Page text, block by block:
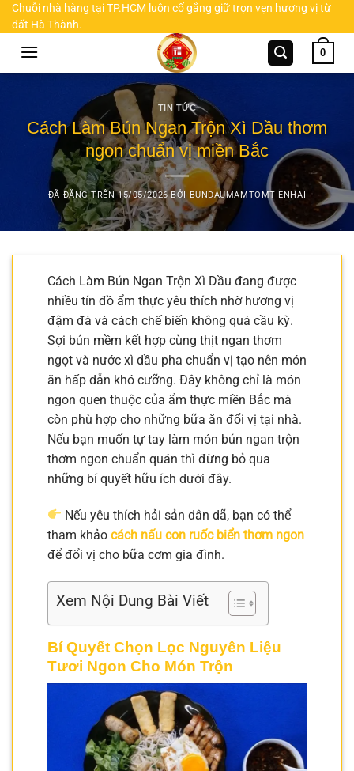
Chuyển
đến
Chuỗi nhà hàng tại TP.HCM luôn cố gắng giữ trọn vẹn hương vị từ
đất Hà Thành.
0
TIN TỨC
Cách Làm Bún Ngan Trộn Xì Dầu thơm
ngon chuẩn vị miền Bắc
ĐÃ ĐĂNG TRÊN15/05/2026 BỞI BUNDAUMAMTOMTIENHAI
Cách Làm Bún Ngan Trộn Xì Dầu đang được
nhiều tín đồ ẩm thực yêu thích nhờ hương vị
đậm đà và cách chế biến không quá cầu kỳ.
Sợi bún mềm kết hợp cùng thịt ngan thơm
ngọt và nước xì dầu pha chuẩn vị tạo nên món
ăn hấp dẫn khó cưỡng. Đây không chỉ là món
ngon quen thuộc của ẩm thực miền Bắc mà
còn phù hợp cho những bữa ăn đổi vị tại nhà.
Nếu bạn muốn tự tay làm món bún ngan trộn
thơm ngon chuẩn quán thì đừng bỏ qua
những bí quyết hữu ích dưới đây.
Nếu yêu thích hải sản dân dã, bạn có thể
tham khảo cách nấu con ruốc biển thơm ngon
để đổi vị cho bữa cơm gia đình.
Xem Nội Dung Bài Viết
Bí Quyết Chọn Lọc Nguyên Liệu
Tươi Ngon Cho Món Trộn